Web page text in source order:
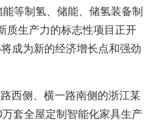
等制氢、储能、储氢装备制
生产力的标志性项目正开
成为新的经济增长点和强劲
西侧、横一路南侧的浙江某
套全屋定制智能化家具生产